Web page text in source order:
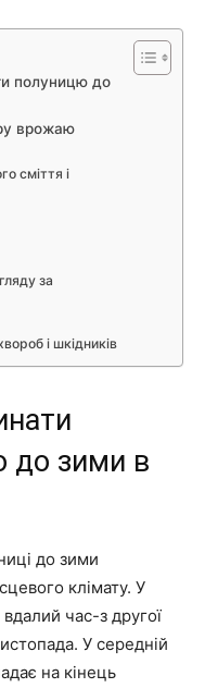
полуницю до
врожаю
сміття і
за
і шкідників
до зими в
до зими
клімату. У
час-з другої
У середній
на кінець